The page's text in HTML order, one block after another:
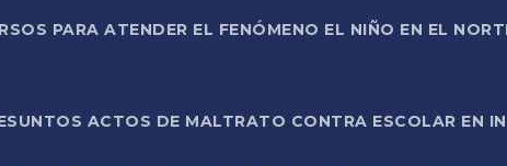
PARA ATENDER EL FENÓMENO EL NIÑO EN EL
ACTOS DE MALTRATO CONTRA ESCOLAR EN